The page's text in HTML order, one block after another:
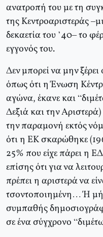
ανατροπή του με τη
της Κεντροαριστεράς
δεκαετία του ’40– το
εγγονός του.
Δεν μπορεί να μην ξέρει
όπως ότι η Ένωση
αγώνα, έκανε και
Δεξιά και την
την παραμονή εκτός
ότι η ΕΚ σκαρώθηκε
25% που είχε πάρει η
επίσης ότι για να
πρέπει η αριστερά να
τσοντοποιημένη… Ή
συμπαθής
σε ένα σύγχρονο